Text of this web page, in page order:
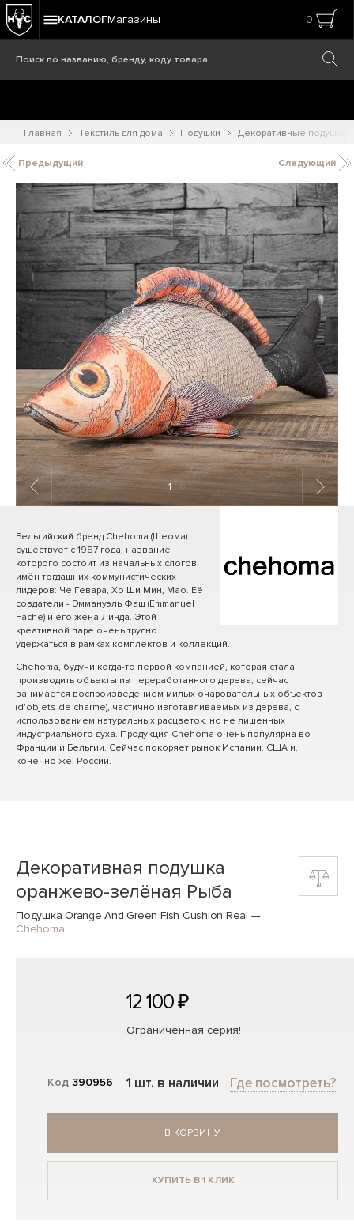
КАТАЛОГМагазины 0
Главная Текстиль для дома Подушки Декоративные подушки
Предыдущий Следующий
1 / 6
Бельгийский бренд Chehoma (Шеома)
существует с 1987 года, название
которого состоит из начальных слогов
имён тогдашних коммунистических
лидеров: Че Гевара, Хо Ши Мин, Мао. Её
создатели - Эммануэль Фаш (Emmanuel
Fache) и его жена Линда. Этой
креативной паре очень трудно
удержаться в рамках комплектов и коллекций.
Chehoma, будучи когда-то первой компанией, которая стала
производить объекты из переработанного дерева, сейчас
занимается воспроизведением милых очаровательных объектов
(d'objets de charme), частично изготавливаемых из дерева, с
использованием натуральных расцветок, но не лишенных
индустриального духа. Продукция Chehoma очень популярна во
Франции и Бельгии. Сейчас покоряет рынок Испании, США и,
конечно же, России.
Декоративная подушка
оранжево-зелёная Рыба
Подушка Orange And Green Fish Cushion Real —
Chehoma
Код 390956
12 100 ₽
Ограниченная серия!
1 шт. в наличии Где посмотреть?
В КОРЗИНУ
КУПИТЬ В 1 КЛИК